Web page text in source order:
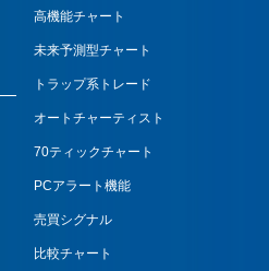
高機能チャート
未来予測型チャート
トラップ系トレード
オートチャーティスト
70ティックチャート
PCアラート機能
売買シグナル
比較チャート